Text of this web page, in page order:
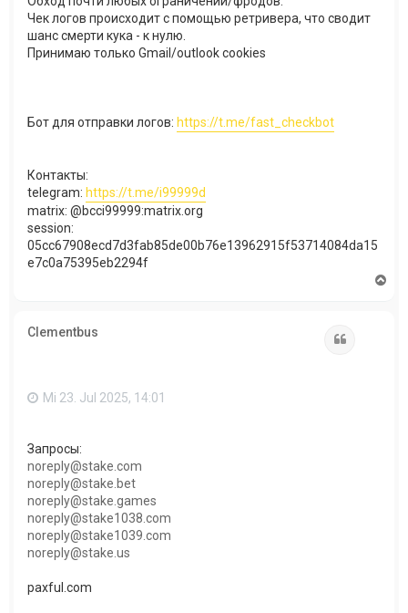
Чек логов происходит с помощью ретривера, что сводит
шанс смерти кука - к нулю.
Принимаю только Gmail/outlook cookies​
Бот для отправки логов: https://t.me/fast_checkbot​
Контакты:
telegram: https://t.me/i99999d
matrix: @bcci99999:matrix.org
session:
05cc67908ecd7d3fab85de00b76e13962915f53714084da15
e7c0a75395eb2294f​
Clementbus
Mi 23. Jul 2025, 14:01
Запросы:
noreply@stake.com
noreply@stake.bet
noreply@stake.games
noreply@stake1038.com
noreply@stake1039.com
noreply@stake.us
paxful.com